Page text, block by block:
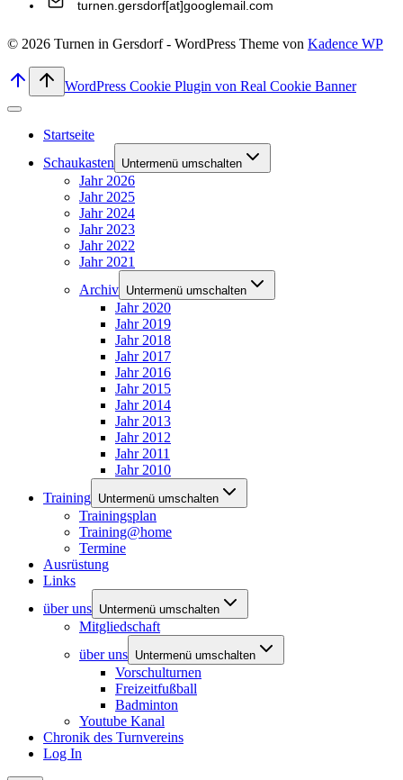
turnen.gersdorf[at]googlemail.com
© 2026 Turnen in Gersdorf - WordPress Theme von Kadence WP
WordPress Cookie Plugin von Real Cookie Banner
Startseite
Schaukasten
Untermenü umschalten
Jahr 2026
Jahr 2025
Jahr 2024
Jahr 2023
Jahr 2022
Jahr 2021
Archiv Untermenü umschalten
Jahr 2020
Jahr 2019
Jahr 2018
Jahr 2017
Jahr 2016
Jahr 2015
Jahr 2014
Jahr 2013
Jahr 2012
Jahr 2011
Jahr 2010
Training Untermenü umschalten
Trainingsplan
Training@home
Termine
Ausrüstung
Links
über uns Untermenü umschalten
Mitgliedschaft
über uns Untermenü umschalten
Vorschulturnen
Freizeitfußball
Badminton
Youtube Kanal
Chronik des Turnvereins
Log In